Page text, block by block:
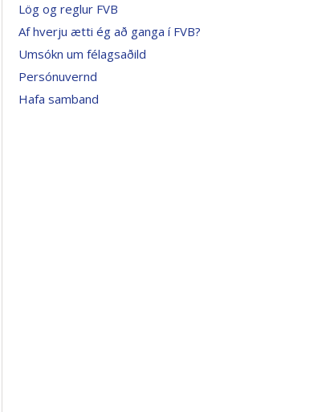
Lög og reglur FVB
Af hverju ætti ég að ganga í FVB?
Umsókn um félagsaðild
Persónuvernd
Hafa samband